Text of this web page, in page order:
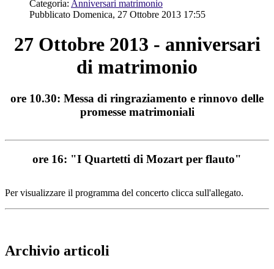
Categoria: Anniversari matrimonio
Pubblicato Domenica, 27 Ottobre 2013 17:55
27 Ottobre 2013 - anniversari
di matrimonio
ore 10.30: Messa di ringraziamento e rinnovo delle
promesse matrimoniali
ore 16: "I Quartetti di Mozart per flauto"
Per visualizzare il programma del concerto clicca sull'allegato.
Archivio articoli